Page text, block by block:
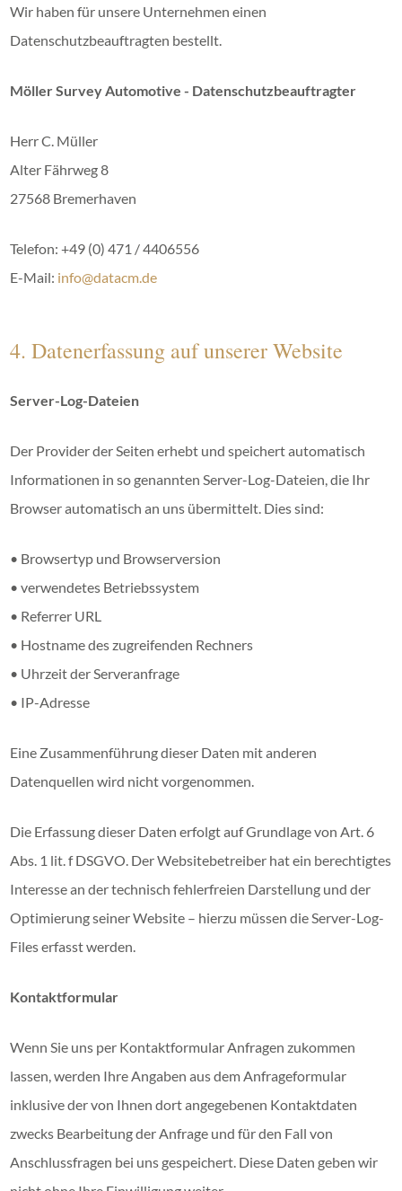
Wir haben für unsere Unternehmen einen
Datenschutzbeauftragten bestellt.
Möller Survey Automotive - Datenschutzbeauftragter
Herr C. Müller
Alter Fährweg 8
27568 Bremerhaven
Telefon: +49 (0) 471 / 4406556
E-Mail: info@datacm.de
4. Datenerfassung auf unserer Website
Server-Log-Dateien
Der Provider der Seiten erhebt und speichert automatisch
Informationen in so genannten Server-Log-Dateien, die Ihr
Browser automatisch an uns übermittelt. Dies sind:
• Browsertyp und Browserversion
• verwendetes Betriebssystem
• Referrer URL
• Hostname des zugreifenden Rechners
• Uhrzeit der Serveranfrage
• IP-Adresse
Eine Zusammenführung dieser Daten mit anderen
Datenquellen wird nicht vorgenommen.
Die Erfassung dieser Daten erfolgt auf Grundlage von Art. 6
Abs. 1 lit. f DSGVO. Der Websitebetreiber hat ein berechtigtes
Interesse an der technisch fehlerfreien Darstellung und der
Optimierung seiner Website – hierzu müssen die Server-Log-
Files erfasst werden.
Kontaktformular
Wenn Sie uns per Kontaktformular Anfragen zukommen
lassen, werden Ihre Angaben aus dem Anfrageformular
inklusive der von Ihnen dort angegebenen Kontaktdaten
zwecks Bearbeitung der Anfrage und für den Fall von
Anschlussfragen bei uns gespeichert. Diese Daten geben wir